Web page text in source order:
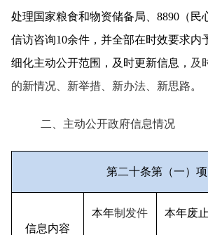
处理国家粮食和物资储备局、 8890（民
信访咨询10余件，并全部在时效要求内
细化主动公开范围，及时更新信息， 及
的新情况、新举措、新办法、新思路。
二、主动公开政府信息情况
第二十条第（一）项
信息内容
本年制发件 本年废